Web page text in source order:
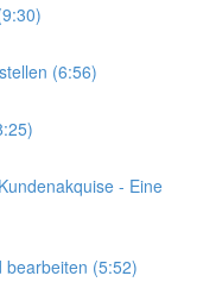
(6:56)
- Eine
bearbeiten (5:52)